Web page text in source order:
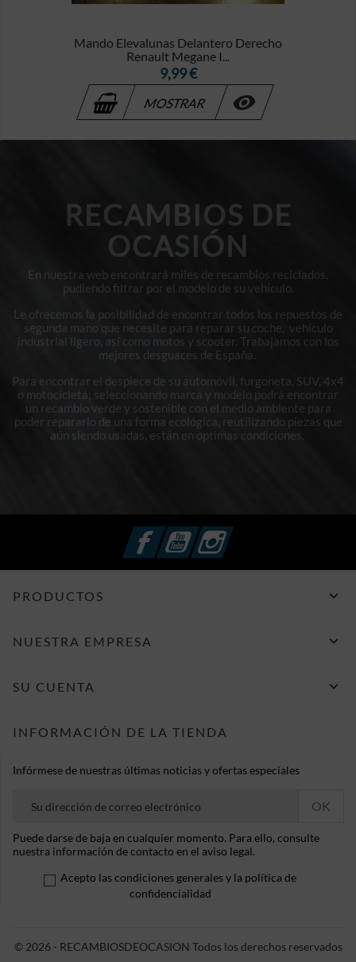
Mando Elevalunas Delantero Derecho
Renault Megane I...
Precio
9,99 €
MOSTRAR 
RECAMBIOS DE
OCASIÓN
En nuestra web encontrará miles de recambios reciclados,
pudiendo filtrar por el modelo de su vehículo.
Le ofrecemos la posibilidad de encontrar todos los repuestos de
segunda mano que necesite para reparar su coche, vehículo
industrial ligero, así como motos y scooter. Trabajamos con los
mejores desguaces de España.
Para encontrar el despiece de su automóvil, furgoneta, SUV, 4x4
o motocicleta; seleccionando marca y modelo podrá encontrar
un recambio verde y sostenible con el medio ambiente para
poder repararlo de una forma ecológica, reutilizando piezas que
aún siendo usadas, están en optimas condiciones.
FacebookYouTubeInstagram
PRODUCTOS 
NUESTRA EMPRESA 
SU CUENTA 
INFORMACIÓN DE LA TIENDA
Infórmese de nuestras últimas noticias y ofertas especiales
Puede darse de baja en cualquier momento. Para ello, consulte
nuestra información de contacto en el aviso legal.
Acepto las condiciones generales y la política de
confidencialidad
© 2026 - RECAMBIOSDEOCASION Todos los derechos reservados